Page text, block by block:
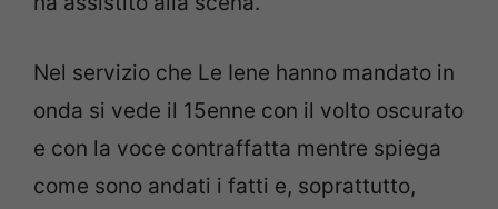
Nel servizio che Le Iene hanno mandato in
onda si vede il 15enne con il volto oscurato
e con la voce contraffatta mentre spiega
come sono andati i fatti e, soprattutto,